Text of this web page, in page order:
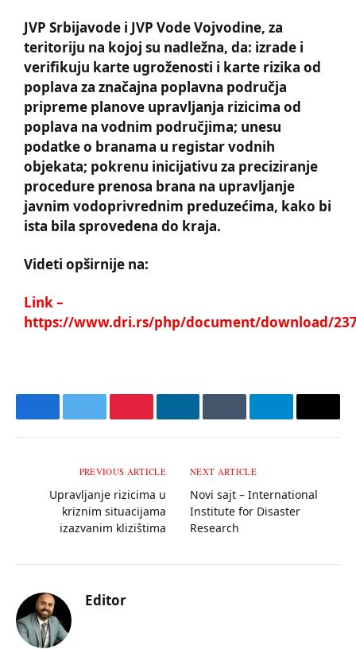
JVP Srbijavode i JVP Vode Vojvodine, za
teritoriju na kojoj su nadležna, da: izrade i
verifikuju karte ugroženosti i karte rizika od
poplava za značajna poplavna područja
pripreme planove upravlјanja rizicima od
poplava na vodnim područjima; unesu
podatke o branama u registar vodnih
objekata; pokrenu inicijativu za preciziranje
procedure prenosa brana na upravlјanje
javnim vodoprivrednim preduzećima, kako bi
ista bila sprovedena do kraja.
Videti opširnije na:
Link –
https://www.dri.rs/php/document/download/
FacebookTwitter PinterestLinkedInTumblr TelegramEmail
PREVIOUS ARTICLE
Upravljanje rizicima u
kriznim situacijama
izazvanim klizištima
NEXT ARTICLE
Novi sajt – International
Institute for Disaster
Research
Editor